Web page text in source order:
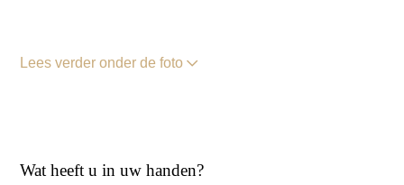
Lees verder onder de foto
Wat heeft u in uw handen?